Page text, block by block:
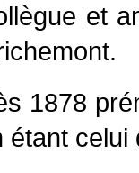
et
1878
étant